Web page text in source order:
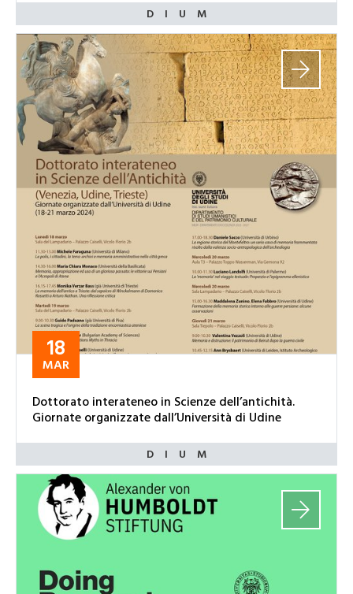
18
MAR
Dottorato interateneo in Scienze dell’antichità.
Giornate organizzate dall’Università di Udine